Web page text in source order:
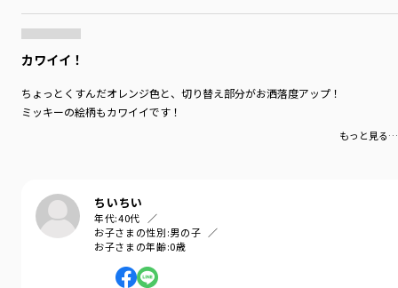
カワイイ！
ちょっとくすんだオレンジ色と、切り替え部分がお洒落度アップ！
ミッキーの絵柄もカワイイです！
もっと見る…
ちいちい
年代:40代
お子さまの性別:男の子
お子さまの年齢:0歳
-----
透け感：なし
着用イメージ/カラー：オレンジ
ブランド
branshes
シーズン
／アウトレット
カテゴリ
／トップス>半袖Tシャツ・タンクトップ
／グリーン
11-4506-011